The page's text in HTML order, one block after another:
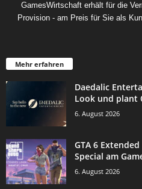
GamesWirtschaft erhält für die
Provision - am Preis für Sie als
Mehr erfahren
Daedalic
Look und plant
6. August 2026
GTA 6
Special am
6. August 2026